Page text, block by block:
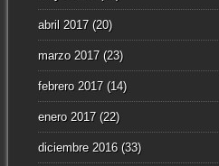
abril 2017(20)
marzo 2017(23)
febrero 2017(14)
enero 2017(22)
diciembre 2016(33)